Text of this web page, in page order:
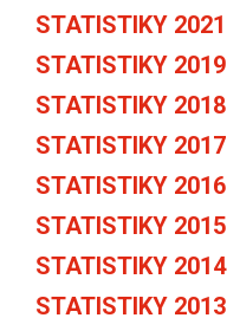
STATISTIKY 2021
STATISTIKY 2019
STATISTIKY 2018
STATISTIKY 2017
STATISTIKY 2016
STATISTIKY 2015
STATISTIKY 2014
STATISTIKY 2013